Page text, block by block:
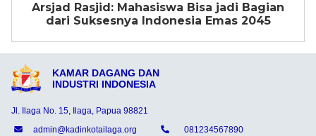
Arsjad Rasjid: Mahasiswa Bisa jadi Bagian
dari Suksesnya Indonesia Emas 2045
KAMAR DAGANG DAN
INDUSTRI INDONESIA
Jl. Ilaga No. 15, Ilaga, Papua 98821
admin@kadinkotailaga.org
081234567890